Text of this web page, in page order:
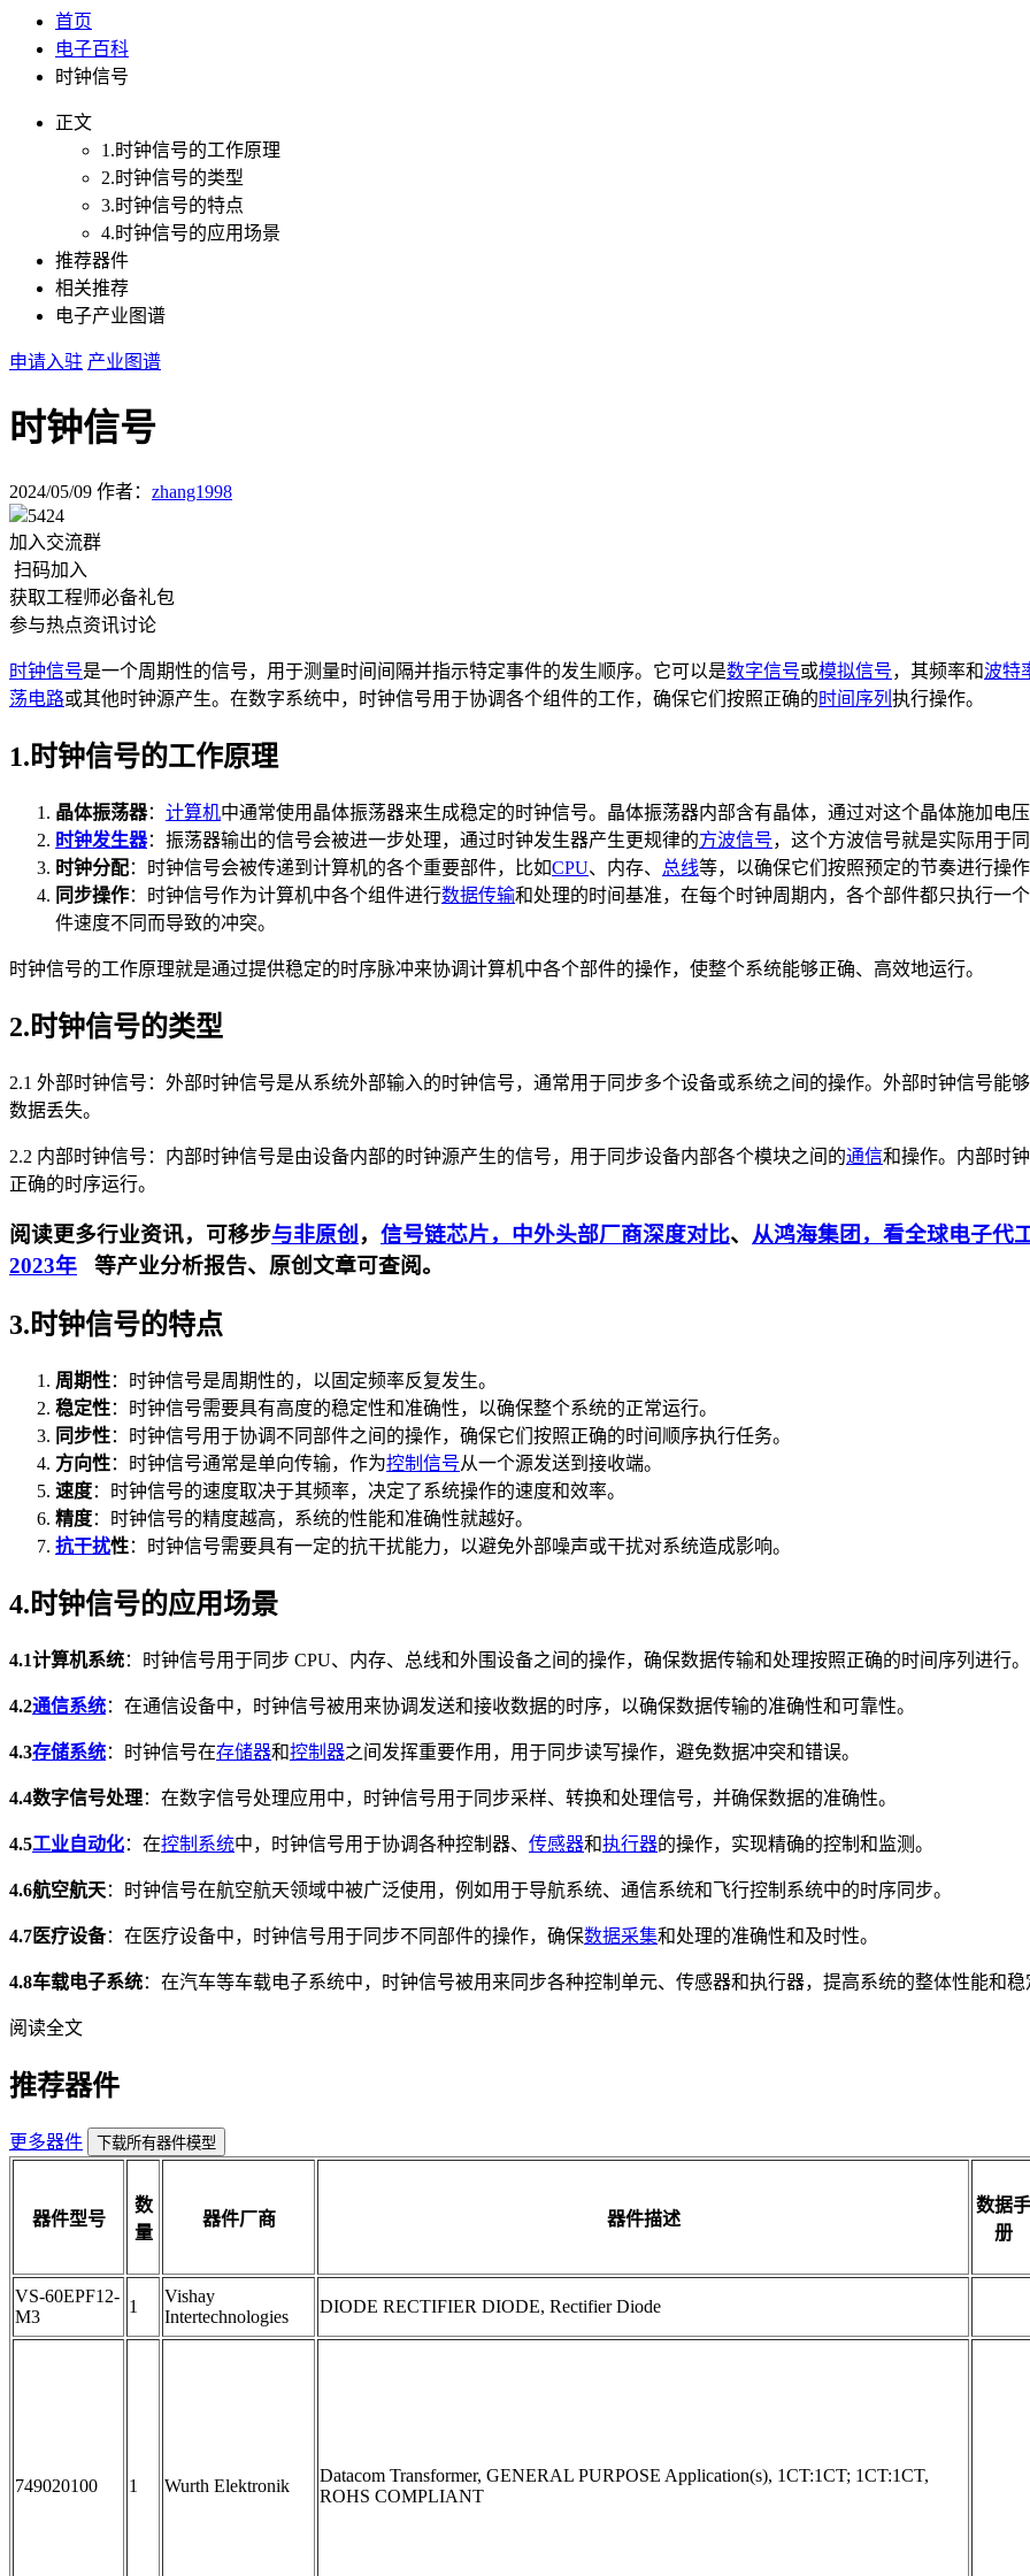
首页
电子百科
时钟信号
正文
1.时钟信号的工作原理
2.时钟信号的类型
3.时钟信号的特点
4.时钟信号的应用场景
推荐器件
相关推荐
电子产业图谱
申请入驻 产业图谱
时钟信号
2024/05/09 作者： zhang1998
5424
加入交流群
扫码加入
获取工程师必备礼包
参与热点资讯讨论
时钟信号是一个周期性的信号，用于测量时间间隔并指示特定事件的发生顺序。它可以是数字信号或模拟信号，其频率和波特
荡电路或其他时钟源产生。在数字系统中，时钟信号用于协调各个组件的工作，确保它们按照正确的时间序列 执行操作。
1.时钟信号的工作原理
晶体振荡器： 计算机中通常使用晶体振荡器来生成稳定的时钟信号。晶体振荡器内部含有晶体，通过对这个晶体施加电
时钟发生器：振荡器输出的信号会被进一步处理，通过时钟发生器产生更规律的方波信号，这个方波信号就是实际用于
时钟分配：时钟信号会被传递到计算机的各个重要部件，比如CPU、内存、 总线等，以确保它们按照预定的节奏进行操
同步操作：时钟信号作为计算机中各个组件进行数据传输和处理的时间基准，在每个时钟周期内，各个部件都只执行一
件速度不同而导致的冲突。
时钟信号的工作原理就是通过提供稳定的时序脉冲来协调计算机中各个部件的操作，使整个系统能够正确、高效地运行。
2.时钟信号的类型
2.1 外部时钟信号：外部时钟信号是从系统外部输入的时钟信号，通常用于同步多个设备或系统之间的操作。外部时钟信号能
数据丢失。
2.2 内部时钟信号：内部时钟信号是由设备内部的时钟源产生的信号，用于同步设备内部各个模块之间的通信和操作。内部时
正确的时序运行。
阅读更多行业资讯，可移步与非原创 ， 信号链芯片，中外头部厂商深度对比、 从鸿海集团，看全球电子代
2023年
等产业分析报告、原创文章可查阅。
3.时钟信号的特点
周期性：时钟信号是周期性的，以固定频率反复发生。
稳定性：时钟信号需要具有高度的稳定性和准确性，以确保整个系统的正常运行。
同步性：时钟信号用于协调不同部件之间的操作，确保它们按照正确的时间顺序执行任务。
方向性：时钟信号通常是单向传输，作为控制信号从一个源发送到接收端。
速度：时钟信号的速度取决于其频率，决定了系统操作的速度和效率。
精度：时钟信号的精度越高，系统的性能和准确性就越好。
抗干扰性：时钟信号需要具有一定的抗干扰能力，以避免外部噪声或干扰对系统造成影响。
4.时钟信号的应用场景
4.1计算机系统：时钟信号用于同步 CPU、内存、总线和外围设备之间的操作，确保数据传输和处理按照正确的时间序列进行。
4.2通信系统：在通信设备中，时钟信号被用来协调发送和接收数据的时序，以确保数据传输的准确性和可靠性。
4.3存储系统：时钟信号在存储器和控制器之间发挥重要作用，用于同步读写操作，避免数据冲突和错误。
4.4数字信号处理：在数字信号处理应用中，时钟信号用于同步采样、转换和处理信号，并确保数据的准确性。
4.5工业自动化：在控制系统中，时钟信号用于协调各种控制器、 传感器和执行器的操作，实现精确的控制和监测。
4.6航空航天：时钟信号在航空航天领域中被广泛使用，例如用于导航系统、通信系统和飞行控制系统中的时序同步。
4.7医疗设备：在医疗设备中，时钟信号用于同步不同部件的操作，确保数据采集和处理的准确性和及时性。
4.8车载电子系统：在汽车等车载电子系统中，时钟信号被用来同步各种控制单元、传感器和执行器，提高系统的整体性能和稳
阅读全文
推荐器件
更多器件 下载所有器件模型
器件型号
数
量
器件厂商 器件描述
数据手
册
VS-60EPF12-
M3
1
Vishay
Intertechnologies
DIODE RECTIFIER DIODE, Rectifier Diode
749020100 1 Wurth Elektronik
Datacom Transformer, GENERAL PURPOSE Application(s), 1CT:1CT; 1CT:1CT,
ROHS COMPLIANT